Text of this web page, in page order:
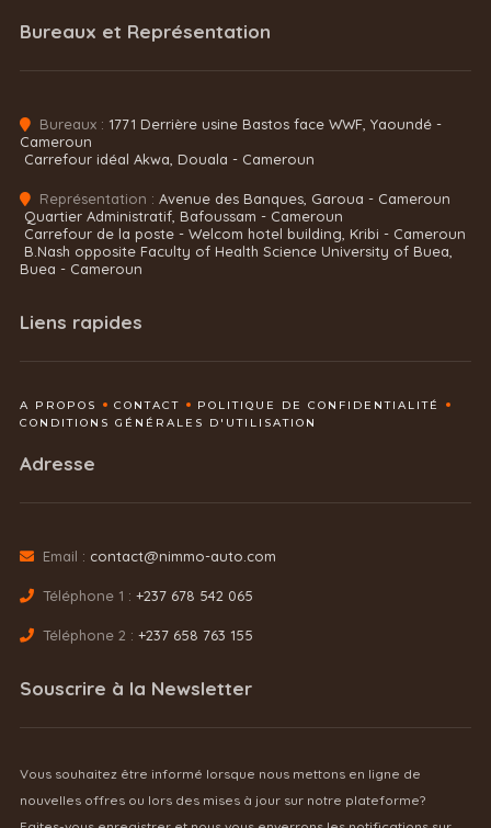
Bureaux et Représentation
Bureaux : 1771 Derrière usine Bastos face WWF, Yaoundé -
Cameroun
Carrefour idéal Akwa, Douala - Cameroun
Représentation : Avenue des Banques, Garoua - Cameroun
Quartier Administratif, Bafoussam - Cameroun
Carrefour de la poste - Welcom hotel building, Kribi - Cameroun
B.Nash opposite Faculty of Health Science University of Buea,
Buea - Cameroun
Liens rapides
A PROPOS CONTACT
POLITIQUE DE CONFIDENTIALITÉ
CONDITIONS GÉNÉRALES D'UTILISATION
Adresse
Email : contact@nimmo-auto.com
Téléphone 1 : +237 678 542 065
Téléphone 2 : +237 658 763 155
Souscrire à la Newsletter
Vous souhaitez être informé lorsque nous mettons en ligne de
nouvelles offres ou lors des mises à jour sur notre plateforme?